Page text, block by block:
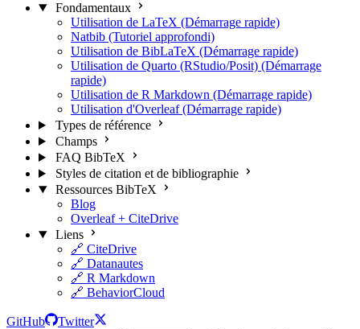
Fondamentaux
Utilisation de LaTeX (Démarrage rapide)
Natbib (Tutoriel approfondi)
Utilisation de BibLaTeX (Démarrage rapide)
Utilisation de Quarto (RStudio/Posit) (Démarrage
rapide)
Utilisation de R Markdown (Démarrage rapide)
Utilisation d'Overleaf (Démarrage rapide)
Types de référence
Champs
FAQ BibTeX
Styles de citation et de bibliographie
Ressources BibTeX
Blog
Overleaf + CiteDrive
Liens
🔗 CiteDrive
🔗 Datanautes
🔗 R Markdown
🔗 BehaviorCloud
GitHub
Twitter